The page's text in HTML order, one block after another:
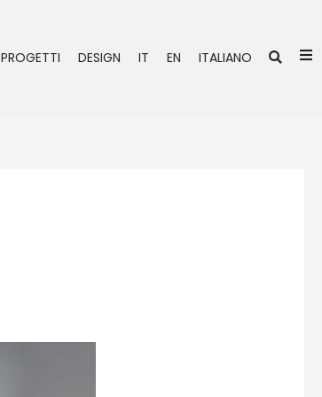
PROGETTI DESIGN IT EN ITALIANO